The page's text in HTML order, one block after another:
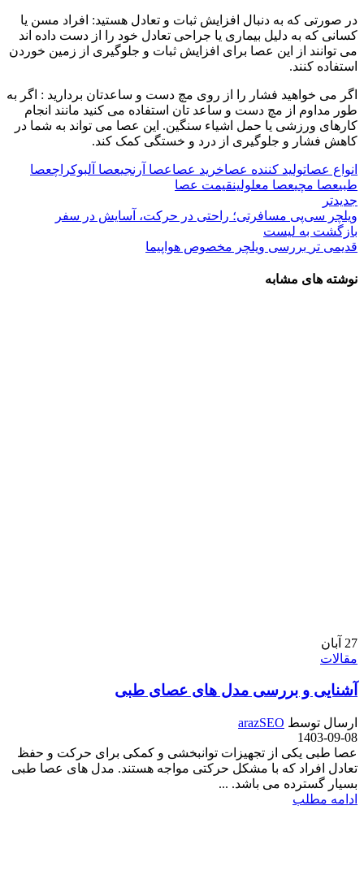
در صورتی که به دنبال افزایش ثبات و تعادل هستید: افراد مسن یا
کسانی که به دلیل بیماری یا جراحی تعادل خود را از دست داده اند
می توانند از این عصا برای افزایش ثبات و جلوگیری از زمین خوردن
استفاده کنند.
اگر می خواهید فشار را از روی مچ دست و ساعدتان بردارید : اگر به
طور مداوم از مچ دست و ساعد تان استفاده می کنید مانند انجام
کارهای ورزشی یا حمل اشیاء سنگین. این عصا می تواند به شما در
کاهش فشار و جلوگیری از درد و خستگی کمک کند.
انواع عصاتولید کننده عصاخرید عصاعصا آرنجیعصا آلبوکراچعصا
طبیعصا مچیعصا معلولینقیمت عصا
جدیدتر
ویلچر سی‌پی مسافرتی؛ راحتی در حرکت، آسایش در سفر
بازگشت به لیست
قدیمی تر بررسی ویلچر مخصوص هواپیما
نوشته های مشابه
27 آبان
مقالات
آشنایی و بررسی مدل های عصای طبی
ارسال توسط arazSEO
1403-09-08
عصا طبی یکی از تجهیزات توانبخشی و کمکی برای حرکت و حفظ
تعادل افراد که با مشکل حرکتی مواجه هستند. مدل های عصا طبی
بسیار گسترده می باشد. ...
ادامه مطلب